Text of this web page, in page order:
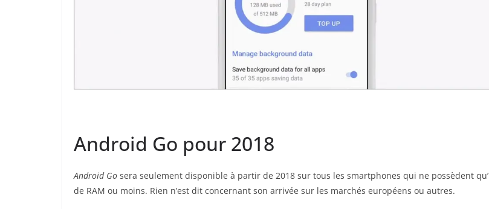
Android Go pour 2018
Android Go sera seulement disponible à partir de 2018 sur tous les smartphones qui ne possèdent qu’
de RAM ou moins. Rien n’est dit concernant son arrivée sur les marchés européens ou autres.